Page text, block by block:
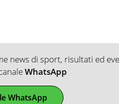
news di sport, risultati ed
WhatsApp
WhatsApp